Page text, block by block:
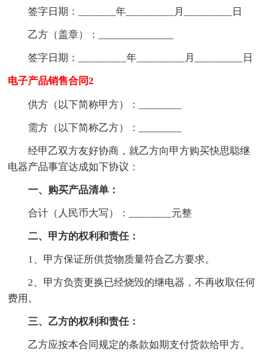
签字日期：_______年_________月_________日
乙方（盖章）：______________
签字日期：_________年_________月_________日
电子产品销售合同2
供方（以下简称甲方）：________
需方（以下简称乙方）：________
经甲乙双方友好协商，就乙方向甲方购买快思聪继
电器产品事宜达成如下协议：
一、购买产品清单：
合计（人民币大写）：________元整
二、甲方的权利和责任：
1、甲方保证所供货物质量符合乙方要求。
2、甲方负责更换已经烧毁的继电器，不再收取任何
费用。
三、乙方的权利和责任：
乙方应按本合同规定的条款如期支付货款给甲方。